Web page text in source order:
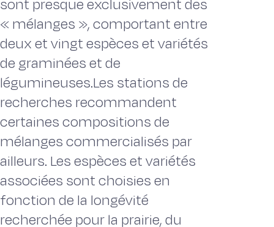
sont presque exclusivement des
« mélanges », comportant entre
deux et vingt espèces et variétés
de graminées et de
légumineuses.Les stations de
recherches recommandent
certaines compositions de
mélanges commercialisés par
ailleurs. Les espèces et variétés
associées sont choisies en
fonction de la longévité
recherchée pour la prairie, du